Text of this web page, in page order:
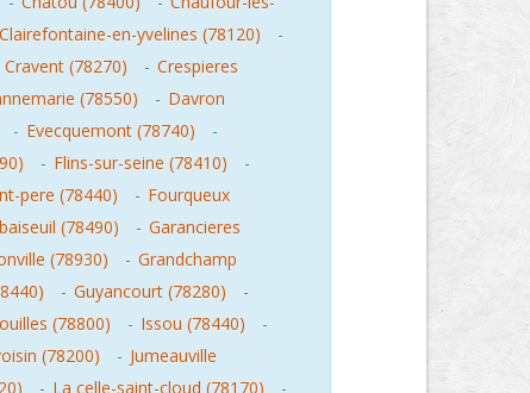
Clairefontaine-en-yvelines (78120)
-
Cravent (78270) - Crespieres
(78550) - Davron
- Evecquemont (78740)
-
- Flins-sur-seine (78410)
-
pere (78440) - Fourqueux
(78490) - Garancieres
(78930) - Grandchamp
- Guyancourt (78280)
-
(78800) - Issou (78440)
-
(78200) - Jumeauville
- La celle-saint-cloud (78170) -